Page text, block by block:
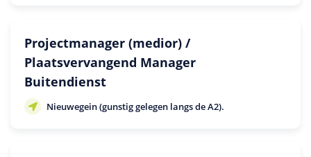
Projectmanager (medior) /
Plaatsvervangend Manager
Buitendienst
Nieuwegein (gunstig gelegen langs de A2).